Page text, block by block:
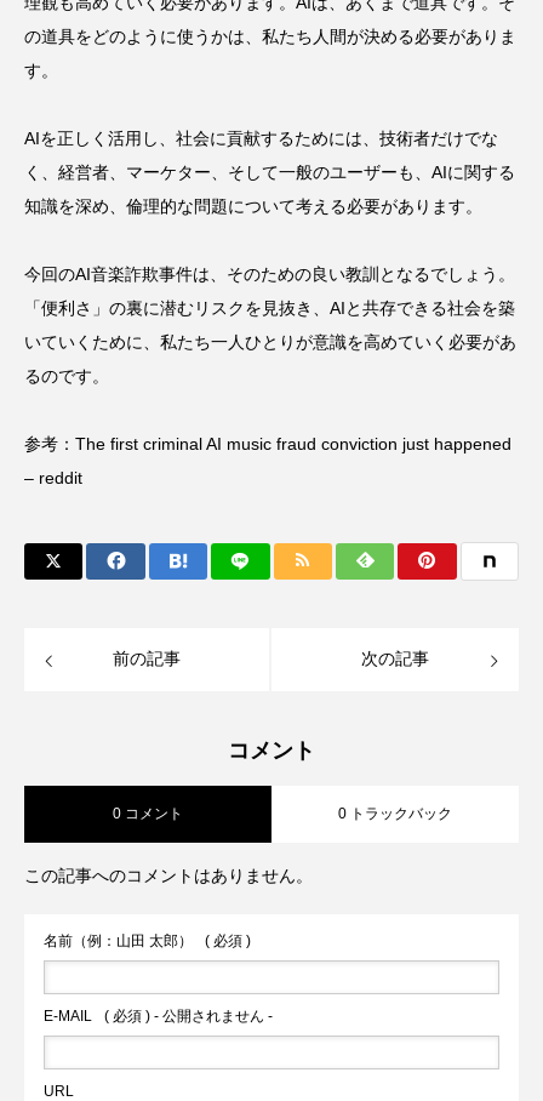
の道具をどのように使うかは、私たち人間が決める必要がありま
す。
AIを正しく活用し、社会に貢献するためには、技術者だけでな
く、経営者、マーケター、そして一般のユーザーも、AIに関する
知識を深め、倫理的な問題について考える必要があります。
今回のAI音楽詐欺事件は、そのための良い教訓となるでしょう。
「便利さ」の裏に潜むリスクを見抜き、AIと共存できる社会を築
いていくために、私たち一人ひとりが意識を高めていく必要があ
るのです。
参考： The first criminal AI music fraud conviction just happened
– reddit
前の記事 次の記事
コメント
0 コメント 0 トラックバック
この記事へのコメントはありません。
名前（例：山田 太郎） ( 必須 )
E-MAIL ( 必須 ) - 公開されません -
URL